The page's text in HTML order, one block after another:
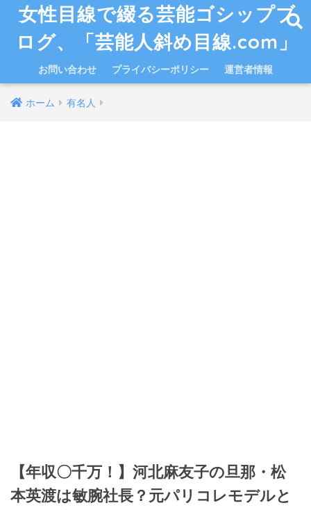
女性目線で綴る芸能ゴシップブ
ログ、「芸能人斜め目線.com」
お問い合わせ プライバシーポリシー 運営者情報
ホーム 有名人
【年収〇千万！】河北麻友子の旦那・松
本英渡は敏腕社長？元パリコレモデルと